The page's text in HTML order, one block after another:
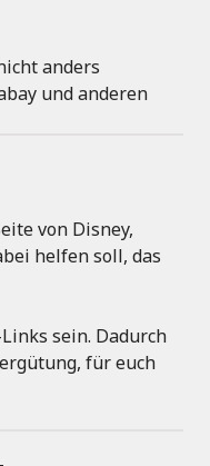
anders
und anderen
von Disney,
helfen soll, das
sein. Dadurch
für euch